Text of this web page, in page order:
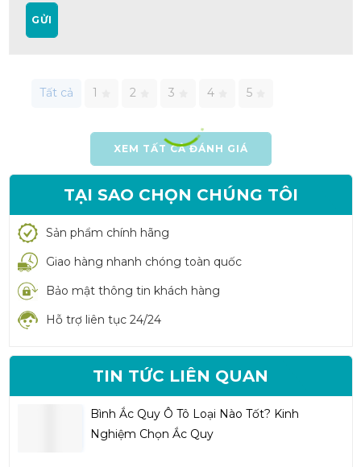
GỬI
Tất cả 1 2 3 4 5
XEM TẤT CẢ ĐÁNH GIÁ
TẠI SAO CHỌN CHÚNG TÔI
Sản phẩm chính hãng
Giao hàng nhanh chóng toàn quốc
Bảo mật thông tin khách hàng
Hỗ trợ liên tục 24/24
TIN TỨC LIÊN QUAN
Bình Ắc Quy Ô Tô Loại Nào Tốt? Kinh
Nghiệm Chọn Ắc Quy